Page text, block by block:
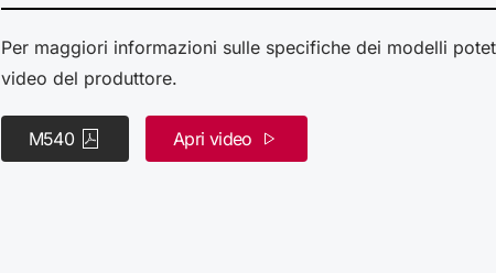
Per maggiori informazioni sulle specifiche dei modelli
video del produttore.
M540 Apri video